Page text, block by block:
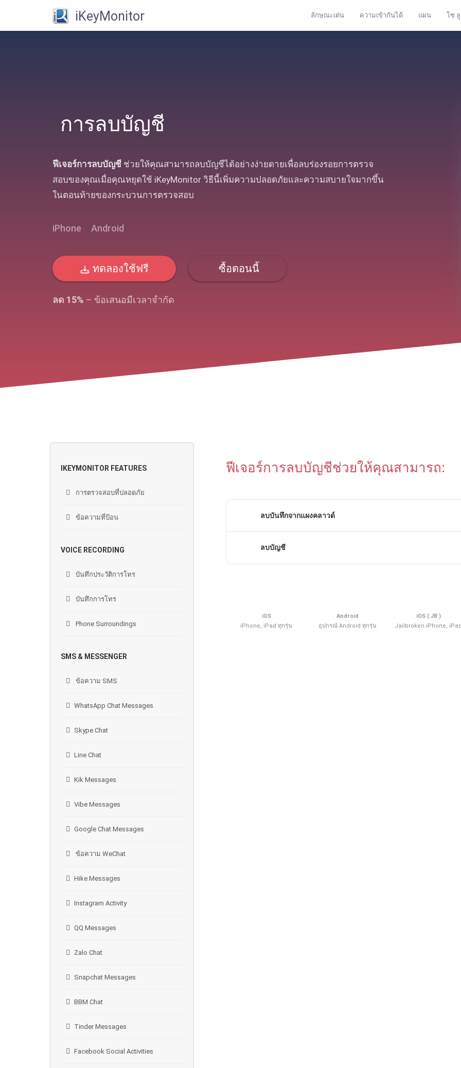
iKeyMonitor ลักษณะเด่น ความเข้ากันได้ แผน โซ
การลบบัญชี
ฟีเจอร์การลบบัญชี ช่วยให้คุณสามารถลบบัญชีได้อย่างง่ายดายเพื่อลบร่องรอยการตรวจ
สอบของคุณเมื่อคุณหยุดใช้ iKeyMonitor วิธีนี้เพิ่มความปลอดภัยและความสบายใจมากขึ้น
ในตอนท้ายของกระบวนการตรวจสอบ
iPhone Android
ทดลองใช้ฟรี ซื้อตอนนี้
ลด 15% – ข้อเสนอมีเวลาจํากัด
ฟีเจอร์การลบบัญชีช่วยให้คุณสามารถ:
ลบบันทึกจากแผงคลาวด์
ลบบัญชี
iOS
iPhone, iPad ทุกรุ่น
Android
อุปกรณ์ Android ทุกรุ่น
iOS ( JB )
Jailbroken iPhone, iPad
IKEYMONITOR FEATURES
การตรวจสอบที่ปลอดภัย
ข้อความที่ป้อน
VOICE RECORDING
บันทึกประวัติการโทร
บันทึกการโทร
Phone Surroundings
SMS & MESSENGER
ข้อความ SMS
WhatsApp Chat Messages
Skype Chat
Line Chat
Kik Messages
Vibe Messages
Google Chat Messages
ข้อความ WeChat
Hike Messages
Instagram Activity
QQ Messages
Zalo Chat
Snapchat Messages
BBM Chat
Tinder Messages
Facebook Social Activities